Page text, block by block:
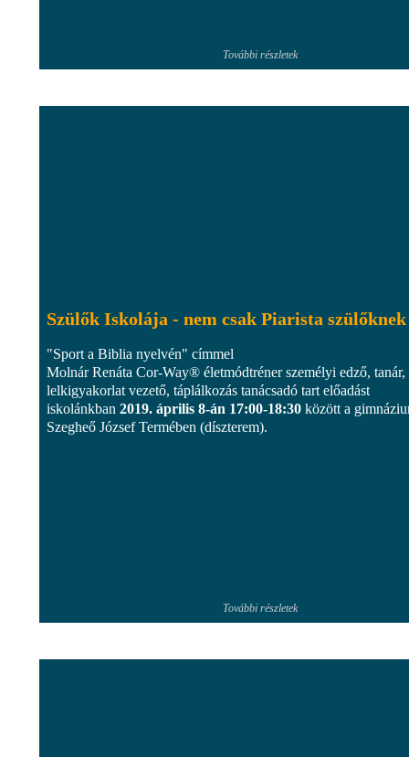
További részletek
Szülők Iskolája - nem csak Piarista szülőknek
"Sport a Biblia nyelvén" címmel
Molnár Renáta Cor-Way® életmódtréner személyi edző, tanár,
lelkigyakorlat vezető, táplálkozás tanácsadó tart előadást
iskolánkban 2019. április 8-án 17:00-18:30 között a
Szegheő József Termében (díszterem).
További részletek